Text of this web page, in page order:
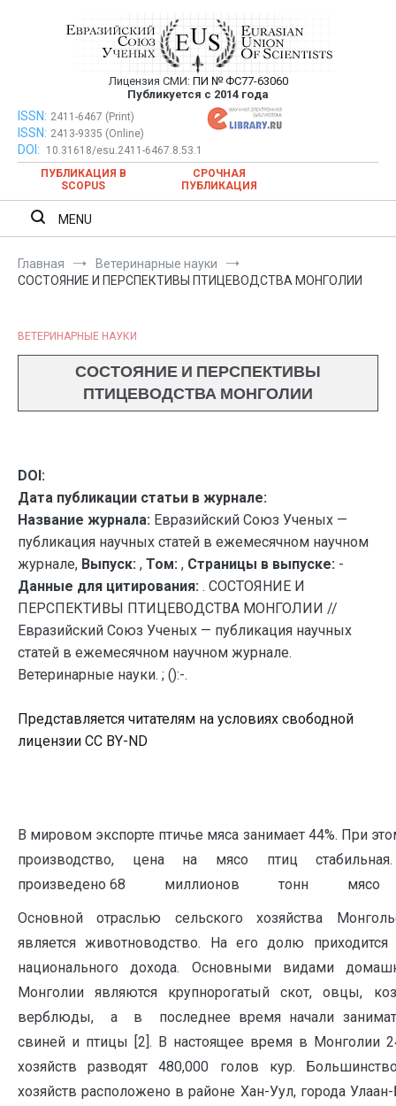
Евразийский Союз Ученых —
публикация научных статей в
ежемесячном научном журнале
Лицензия СМИ: ПИ № ФС77-63060
Публикуется с 2014 года
Евразийский Союз Ученых — публикация научных статей в
ежемесячном научном журнале
ISSN: 2411-6467 (Print)
ISSN: 2413-9335 (Online)
DOI:
10.31618/esu.2411-6467.8.53.1
ПУБЛИКАЦИЯ В
SCOPUS
СРОЧНАЯ
ПУБЛИКАЦИЯ
MENU
Главная
Ветеринарные науки
СОСТОЯНИЕ И ПЕРСПЕКТИВЫ ПТИЦЕВОДСТВА МОНГОЛИИ
ВЕТЕРИНАРНЫЕ НАУКИ
СОСТОЯНИЕ И ПЕРСПЕКТИВЫ
ПТИЦЕВОДСТВА МОНГОЛИИ
DOI:
Дата публикации статьи в журнале:
Название журнала: Евразийский Союз Ученых —
публикация научных статей в ежемесячном научном
журнале, Выпуск: , Том: , Страницы в выпуске: -
Данные для цитирования: . СОСТОЯНИЕ И
ПЕРСПЕКТИВЫ ПТИЦЕВОДСТВА МОНГОЛИИ //
Евразийский Союз Ученых — публикация научных
статей в ежемесячном научном журнале.
Ветеринарные науки. ; ():-.
Представляется читателям на условиях свободной
лицензии CC BY-ND
В мировом экспорте птичье мяса занимает 44%. При
производство, цена на мясо птиц
произведено 68 миллионов тонн мясо
Основной отраслью сельского хозяйства
является животноводство. На его долю
национального дохода. Основными видами
Монголии являются крупнорогатый скот,
верблюды, а в последнее время начали
свиней и птицы [2]. В настоящее время в Монголии
хозяйств разводят 480,000 голов кур.
хозяйств расположено в районе Хан-Уул, города